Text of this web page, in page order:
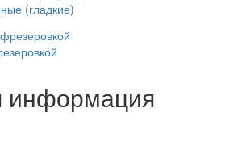
(гладкие)
информация